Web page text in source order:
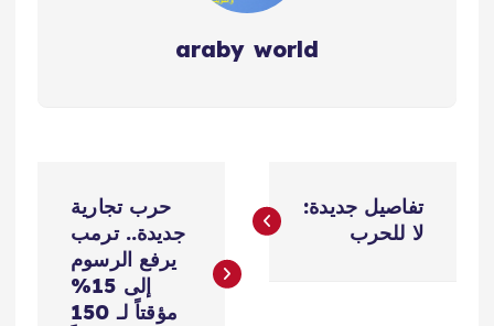
araby world
ص
تفاصيل جديدة:
لا للحرب
حرب تجارية
جديدة.. ترمب
يرفع الرسوم
إلى 15%
مؤقتاً لـ 150